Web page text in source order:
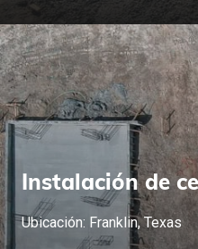
Instalación de
Ubicación: Franklin, Texas